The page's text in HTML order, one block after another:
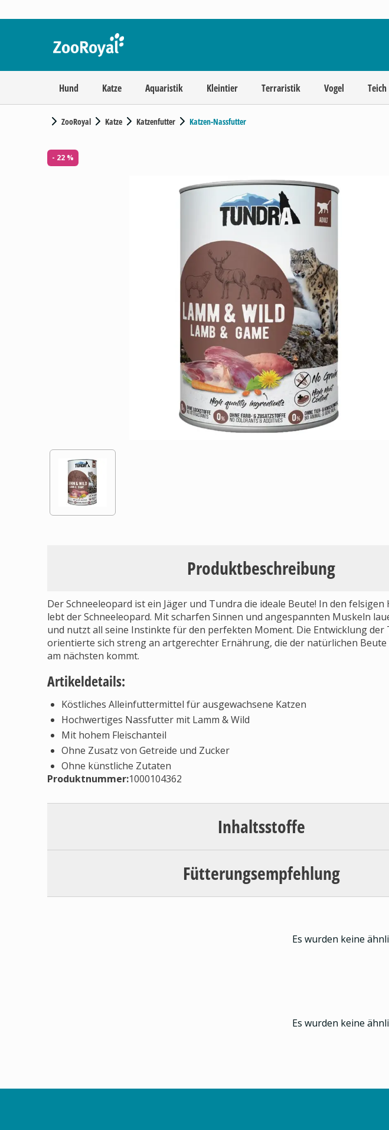
Hund Katze Aquaristik Kleintier Terraristik Vogel Teich
ZooRoyal Katze Katzenfutter Katzen-Nassfutter
- 22 %
Produktbeschreibung
Der Schneeleopard ist ein Jäger und Tundra die ideale Beute! In den
lebt der Schneeleopard. Mit scharfen Sinnen und angespannten Muskeln
und nutzt all seine Instinkte für den perfekten Moment. Die Entwicklung
orientierte sich streng an artgerechter Ernährung, die der natürlichen
am nächsten kommt.
Artikeldetails:
Köstliches Alleinfuttermittel für ausgewachsene Katzen
Hochwertiges Nassfutter mit Lamm & Wild
Mit hohem Fleischanteil
Ohne Zusatz von Getreide und Zucker
Ohne künstliche Zutaten
Produktnummer:1000104362
Inhaltsstoffe
Fütterungsempfehlung
Es wurden keine
Es wurden keine